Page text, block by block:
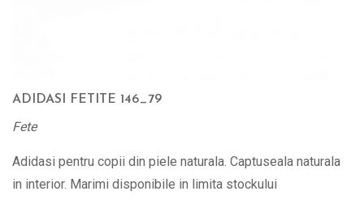
ADIDASI FETITE 146_79
Fete
Adidasi pentru copii din piele naturala. Captuseala naturala
in interior. Marimi disponibile in limita stockului